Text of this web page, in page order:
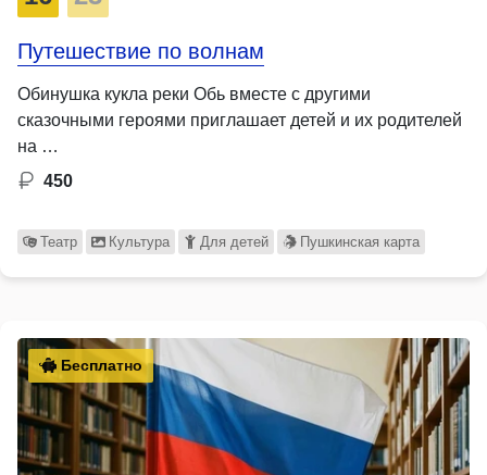
Путешествие по волнам
Обинушка кукла реки Обь вместе с другими
сказочными героями приглашает детей и их родителей
на …
450
Театр Культура Для детей Пушкинская карта
Бесплатно